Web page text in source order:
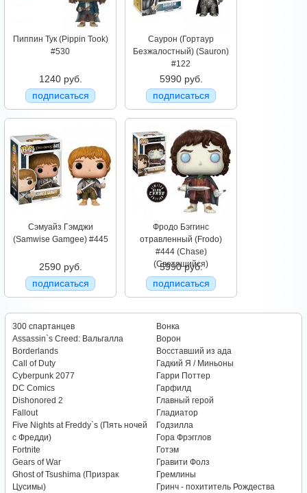
Пиппин Тук (Pippin Took)
#530
1240 руб.
подписаться
Саурон (Гортаур
Безжалостный) (Sauron)
#122
5990 руб.
подписаться
Сэмуайз Гэмджи
(Samwise Gamgee) #445
2590 руб.
подписаться
Фродо Бэггинс
отравленный (Frodo)
#444 (Chase)
(Светящийся)
5990 руб.
подписаться
300 спартанцев
Assassin`s Creed: Вальгалла
Borderlands
Call of Duty
Cyberpunk 2077
DC Comics
Dishonored 2
Fallout
Five Nights at Freddy`s (Пять ночей
с Фредди)
Fortnite
Gears of War
Ghost of Tsushima (Призрак
Цусимы)
Вонка
Ворон
Восставший из ада
Гадкий Я / Миньоны
Гарри Поттер
Гарфилд
Главный герой
Гладиатор
Годзилла
Гора Фрэгглов
Готэм
Гравити Фолз
Гремлины
Гринч - похититель Рождества